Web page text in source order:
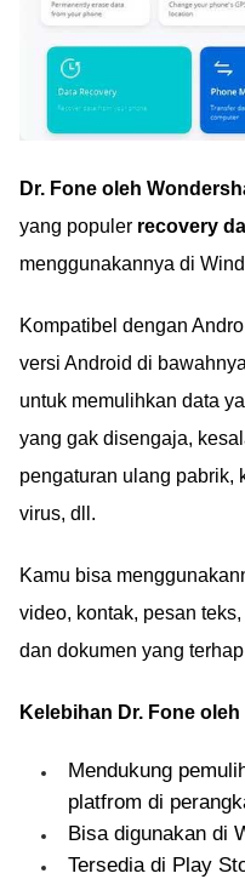
Dr. Fone oleh
yang populer recovery
menggunakannya di
Kompatibel dengan
versi Android di
untuk memulihkan data
yang gak disengaja,
pengaturan ulang pabrik,
virus, dll.
Kamu bisa
video, kontak, pesan
dan dokumen yang
Kelebihan Dr. Fone
Mendukung
platfrom di
Bisa digunakan di
Tersedia di Play